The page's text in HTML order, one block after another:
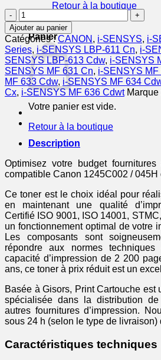
Retour à la boutique
0
Panier
Votre panier est vide.
Retour à la boutique
quantité
de
1245C002
/
045H
-
toner
compatible
Canon
-
cyan
Ajouter au panier
Catégories :CANON , i-SENSYS, i-
Series, i-SENSYS LBP-611 Cn, i-
SENSYS LBP-613 Cdw, i-SENSYS
SENSYS MF 631 Cn, i-SENSYS MF
MF 633 Cdw, i-SENSYS MF 634
Cx, i-SENSYS MF 636 Cdwt Marque
Description
Optimisez votre budget
compatible Canon 1245C002 / 045H
Ce toner est le choix idéal pour
en maintenant une qualité
Certifié ISO 9001, ISO 14001,
un fonctionnement optimal de votre
Les composants sont
répondre aux normes
capacité d’impression de 2 200
ans, ce toner à prix réduit est un
Basée à Gisors, Print Cartouche est
spécialisée dans la distribution de
autres fournitures d’impression.
sous 24 h (selon le type de livraison)
Caractéristiques techniques